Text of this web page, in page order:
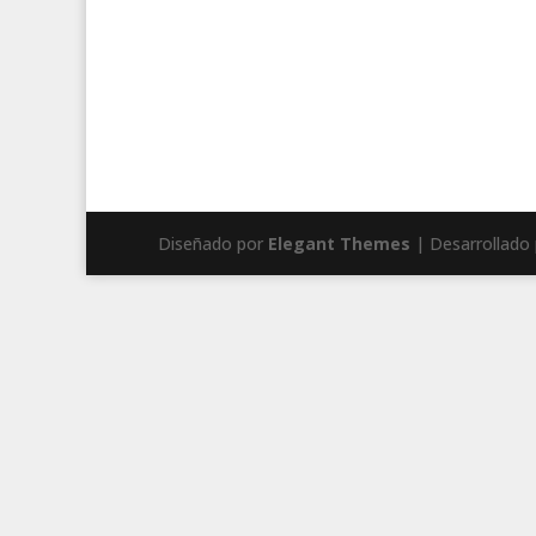
Diseñado por Elegant Themes | Desarrollado